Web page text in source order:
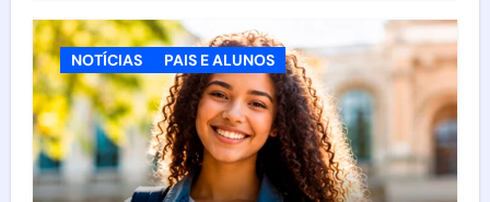
NOTÍCIAS PAIS E ALUNOS